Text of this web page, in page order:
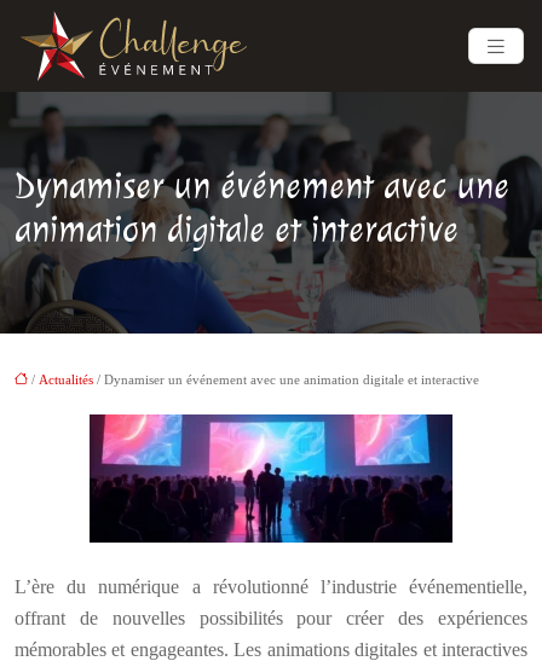
Dynamiser un événement avec une
animation digitale et interactive
/ Actualités / Dynamiser un événement avec une animation digitale et interactive
L’ère du numérique a révolutionné l’industrie événementielle,
offrant de nouvelles possibilités pour créer des expériences
mémorables et engageantes. Les animations digitales et interactives